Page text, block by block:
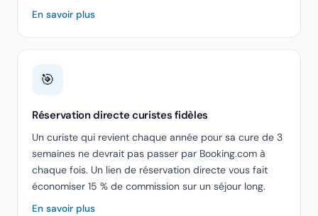
En savoir plus
🎯
Réservation directe curistes fidèles
Un curiste qui revient chaque année pour sa cure de 3
semaines ne devrait pas passer par Booking.com à
chaque fois. Un lien de réservation directe vous fait
économiser 15 % de commission sur un séjour long.
En savoir plus